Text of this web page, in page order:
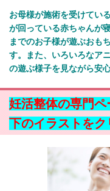
お母様が施術を受けてい
が回っている赤ちゃんが
までのお子様が遊ぶおも
す。また、いろいろなア
の遊ぶ様子を見ながら安
妊活整体の専門ペ
下のイラストをク